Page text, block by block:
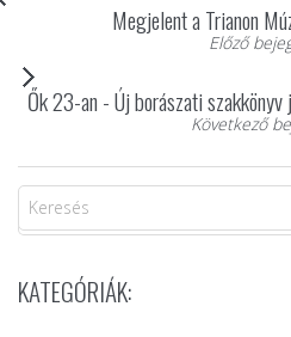
Megjelent a Trianon
Előző
Ők 23-an - Új borászati
Következő
KATEGÓRIÁK: